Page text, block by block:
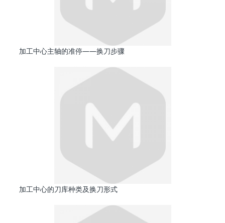
加工中心主轴的准停——换刀步骤
加工中心的刀库种类及换刀形式